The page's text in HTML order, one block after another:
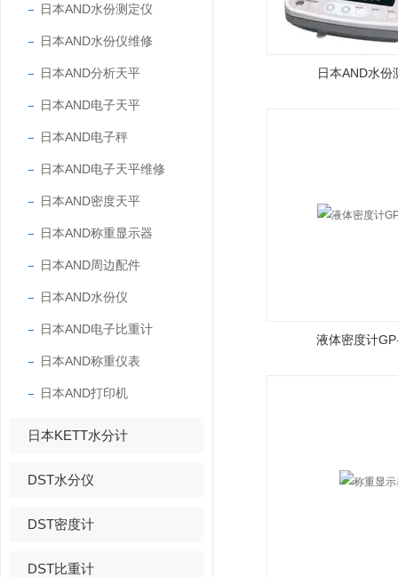
日本AND水份测定仪
日本AND水份仪维修
日本AND分析天平
日本AND电子天平
日本AND电子秤
日本AND电子天平维修
日本AND密度天平
日本AND称重显示器
日本AND周边配件
日本AND水份仪
日本AND电子比重计
日本AND称重仪表
日本AND打印机
日本KETT水分计
DST水分仪
DST密度计
DST比重计
日本AND水份
液体密度计